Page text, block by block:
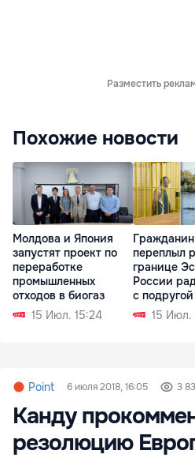
Разместить
Похожие новости
Молдова и Япония
запустят проект по
переработке
промышленных
отходов в биогаз
15 Июл. 15:24
переплыл
границе
России
с подругой
15 Июл.
Point 6 июля 2018, 16:05 3
Канду
резолюцию